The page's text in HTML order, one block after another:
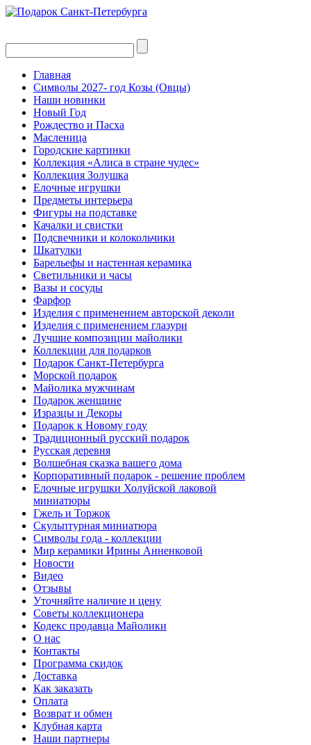
Главная
Символы 2027- год Козы (Овцы)
Наши новинки
Новый Год
Рождество и Пасха
Масленица
Городские картинки
Коллекция «Алиса в стране чудес»
Коллекция Золушка
Елочные игрушки
Предметы интерьера
Фигуры на подставке
Качалки и свистки
Подсвечники и колокольчики
Шкатулки
Барельефы и настенная керамика
Светильники и часы
Вазы и сосуды
Фарфор
Изделия с применением авторской деколи
Изделия с применением глазури
Лучшие композиции майолики
Коллекции для подарков
Подарок Санкт-Петербурга
Морской подарок
Майолика мужчинам
Подарок женщине
Изразцы и Декоры
Подарок к Новому году
Традиционный русский подарок
Русская деревня
Волшебная сказка вашего дома
Корпоративный подарок - решение проблем
Елочные игрушки Холуйской лаковой
миниатюры
Гжель и Торжок
Скульптурная миниатюра
Символы года - коллекции
Мир керамики Ирины Анненковой
Новости
Видео
Отзывы
Уточняйте наличие и цену
Советы коллекционера
Кодекс продавца Майолики
О нас
Контакты
Программа скидок
Доставка
Как заказать
Оплата
Возврат и обмен
Клубная карта
Наши партнеры